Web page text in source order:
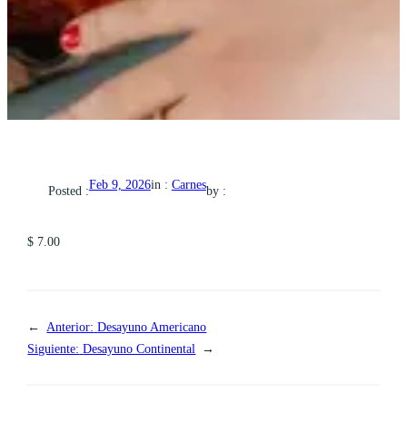
Posted :Feb 9, 2026in : Carnesby :
$ 7.00
← Anterior: Desayuno Americano
Siguiente: Desayuno Continental →